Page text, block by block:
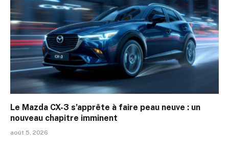
Le Mazda CX-3 s’apprête à faire peau neuve : un
nouveau chapitre imminent
août 5, 2026